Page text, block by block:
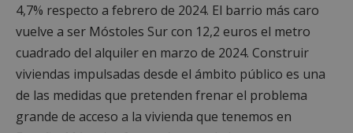
4,7% respecto a febrero de 2024. El barrio más caro
vuelve a ser Móstoles Sur con 12,2 euros el metro
cuadrado del alquiler en marzo de 2024. Construir
viviendas impulsadas desde el ámbito público es una
de las medidas que pretenden frenar el problema
grande de acceso a la vivienda que tenemos en